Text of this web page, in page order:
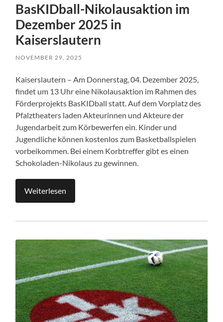
BasKIDball-Nikolausaktion im
Dezember 2025 in
Kaiserslautern
NOVEMBER 29, 2025
Kaiserslautern – Am Donnerstag, 04. Dezember 2025,
findet um 13 Uhr eine Nikolausaktion im Rahmen des
Förderprojekts BasKIDball statt. Auf dem Vorplatz des
Pfalztheaters laden Akteurinnen und Akteure der
Jugendarbeit zum Körbewerfen ein. Kinder und
Jugendliche können kostenlos zum Basketballspielen
vorbeikommen. Bei einem Korbtreffer gibt es einen
Schokoladen-Nikolaus zu gewinnen.
Weiterlesen